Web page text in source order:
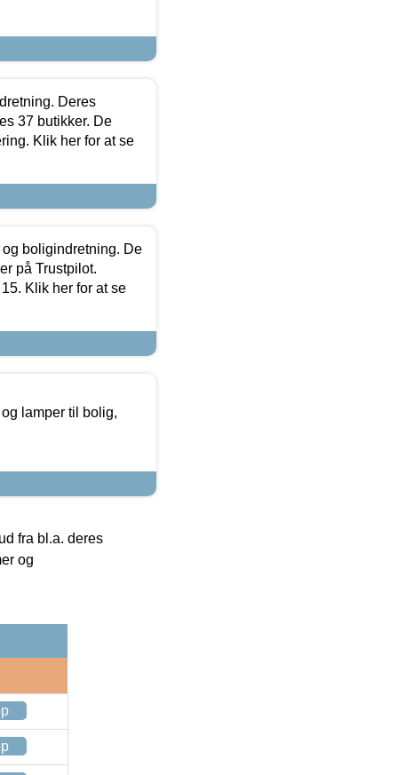
Deres
37 butikker. De
Klik her for at se
boligindretning. De
på Trustpilot.
Klik her for at se
lamper til bolig,
fra bl.a. deres
og